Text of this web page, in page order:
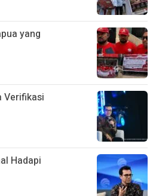
yang
Verifikasi
Hadapi